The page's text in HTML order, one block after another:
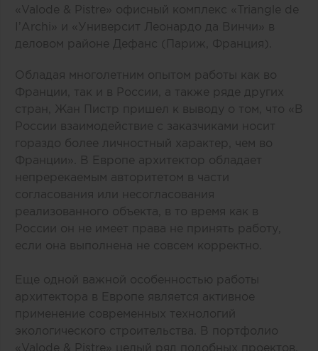
«Valode & Pistre» офисный комплекс «Triangle de
I’Archi» и «Университ Леонардо да Винчи» в
деловом районе Дефанс (Париж, Франция).
Обладая многолетним опытом работы как во
Франции, так и в России, а также ряде других
стран, Жан Пистр пришел к выводу о том, что «В
России взаимодействие с заказчиками носит
гораздо более личностный характер, чем во
Франции». В Европе архитектор обладает
непререкаемым авторитетом в части
согласования или несогласования
реализованного объекта, в то время как в
России он не имеет права не принять работу,
если она выполнена не совсем корректно.
Еще одной важной особенностью работы
архитектора в Европе является активное
применение современных технологий
экологического строительства. В портфолио
«Valode & Pistre» целый ряд подобных проектов.